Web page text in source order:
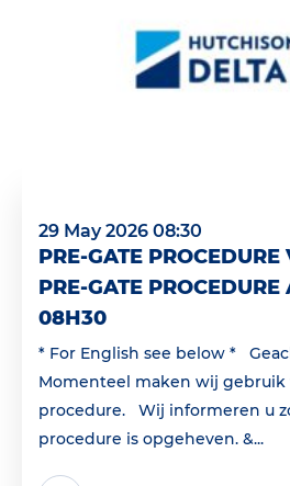
29 May 2026 08:30
PRE-GATE
PRE-GATE PROCEDURE
08H30
* For English see below *
Momenteel maken wij gebruik
procedure. Wij informeren u
procedure is opgeheven. &...